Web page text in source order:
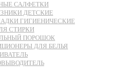
САЛФЕТКИ
ДЕТСКИЕ
ГИГИЕНИЧЕСКИЕ
СТИРКИ
ПОРОШОК
ДЛЯ БЕЛЬЯ